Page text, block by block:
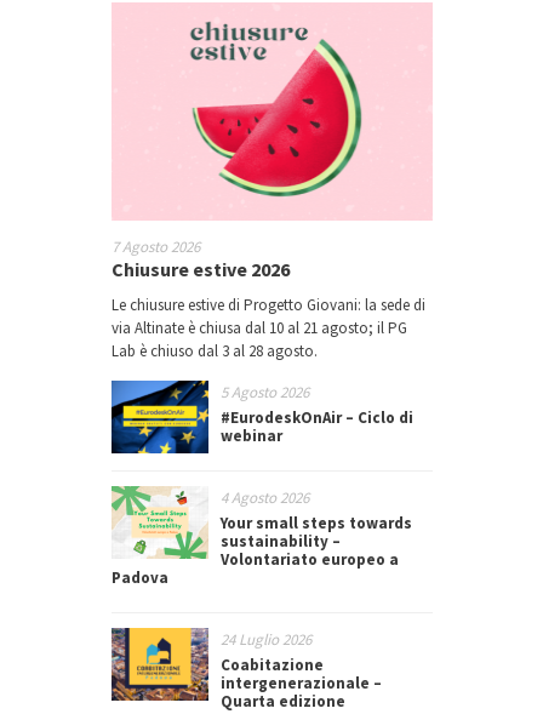
7 Agosto 2026
Chiusure estive 2026
Le chiusure estive di Progetto Giovani: la sede di
via Altinate è chiusa dal 10 al 21 agosto; il PG
Lab è chiuso dal 3 al 28 agosto.
5 Agosto 2026
#EurodeskOnAir – Ciclo di
webinar
4 Agosto 2026
Your small steps towards
sustainability –
Volontariato europeo a
Padova
24 Luglio 2026
Coabitazione
intergenerazionale –
Quarta edizione